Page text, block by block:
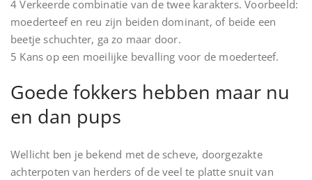
4 Verkeerde combinatie van de twee karakters. Voorbeeld:
moederteef en reu zijn beiden dominant, of beide een
beetje schuchter, ga zo maar door.
5 Kans op een moeilijke bevalling voor de moederteef.
Goede fokkers hebben maar nu
en dan pups
Wellicht ben je bekend met de scheve, doorgezakte
achterpoten van herders of de veel te platte snuit van